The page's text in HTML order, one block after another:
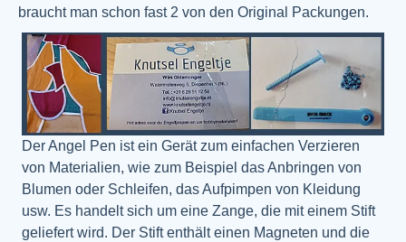
braucht man schon fast 2 von den Original Packungen.
Der Angel Pen ist ein Gerät zum einfachen Verzieren
von Materialien, wie zum Beispiel das Anbringen von
Blumen oder Schleifen, das Aufpimpen von Kleidung
usw. Es handelt sich um eine Zange, die mit einem Stift
geliefert wird. Der Stift enthält einen Magneten und die